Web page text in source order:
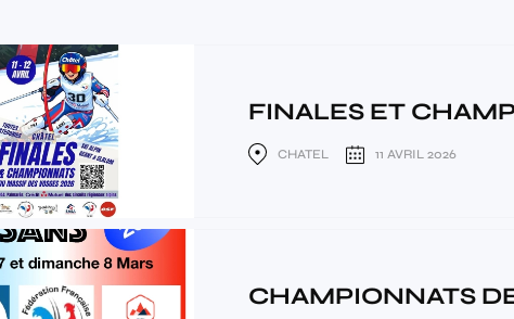
FINALES ET
CHATEL 11 AVRIL 2026
CHAMPIONNATS